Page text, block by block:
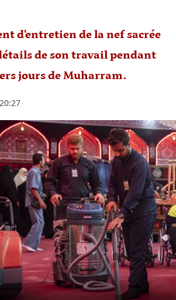
d'entretien de la nef sacrée
de son travail pendant
jours de Muharram.